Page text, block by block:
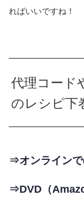
ればいいですね！
代理コード
のレシピ下
⇒オンラインで
⇒DVD（